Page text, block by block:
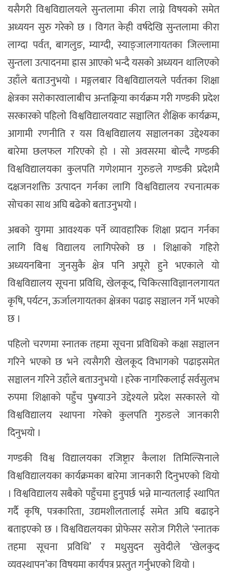
यसैगरी विश्वविद्यालयले सुन्तलामा कीरा लाग्ने विषयको समेत
अध्ययन सुरु गरेको छ । विगत केही वर्षदेखि सुन्तलामा कीरा
लाग्दा पर्वत, बागलुङ, म्याग्दी, स्याङ्जालगायतका जिल्लामा
सुन्तला उत्पादनमा ह्रास आएको भन्दै यसको अध्ययन थालिएको
उहाँले बताउनुभयो । मङ्गलबार विश्वविद्यालयले पर्वतका शिक्षा
क्षेत्रका सरोकारवालाबीच अन्तक्र्रिया कार्यक्रम गरी गण्डकी प्रदेश
सरकारको पहिलो विश्वविद्यालयवाट सञ्चालित शैक्षिक कार्यक्रम,
आगामी रणनीति र यस विश्वविद्यालय सञ्चालनका उद्देश्यका
बारेमा छलफल गरिएको हो । सो अवसरमा बोल्दै गण्डकी
विश्वविद्यालयका कुलपति गणेशमान गुरुङले गण्डकी प्रदेशमै
दक्षजनशक्ति उत्पादन गर्नका लागि विश्वविद्यालय रचनात्मक
सोचका साथ अघि बढेको बताउनुभयो ।
अबको युगमा आवश्यक पर्ने व्यावहारिक शिक्षा प्रदान गर्नका
लागि विश्व विद्यालय लागिपरेको छ । शिक्षाको गहिरो
अध्ययनबिना जुनसुकै क्षेत्र पनि अपूरो हुने भएकाले यो
विश्वविद्यालय सूचना प्रविधि, खेलकूद, चिकित्साविज्ञानलगायत
कृषि, पर्यटन, ऊर्जालगायतका क्षेत्रका पढाइ सञ्चालन गर्ने भएको
छ ।
पहिलो चरणमा स्नातक तहमा सूचना प्रविधिको कक्षा सञ्चालन
गरिने भएको छ भने त्यसैगरी खेलकूद विभागको पढाइसमेत
सञ्चालन गरिने उहाँले बताउनुभयो । हरेक नागरिकलाई सर्वसुलभ
रुपमा शिक्षाको पहुँच पु¥याउने उद्देश्यले प्रदेश सरकारले यो
विश्वविद्यालय स्थापना गरेको कुलपति गुरुङले जानकारी
दिनुभयो ।
गण्डकी विश्व विद्यालयका रजिष्ट्रार कैलाश तिमिल्सिनाले
विश्वविद्यालयका कार्यक्रमका बारेमा जानकारी दिनुभएको थियो
। विश्वविद्यालय सबैको पहुँचमा हुनुपर्छ भन्ने मान्यतलाई स्थापित
गर्दै कृषि, पत्रकारिता, उद्यमशीलतालाई समेत अघि बढाइने
बताइएको छ । विश्वविद्यलयका प्रोफेसर सरोज गिरीले ‘स्नातक
तहमा सूचना प्रविधि’ र मधुसुदन सुवेदीले ‘खेलकुद
व्यवस्थापन’का विषयमा कार्यपत्र प्रस्तुत गर्नुभएको थियो ।